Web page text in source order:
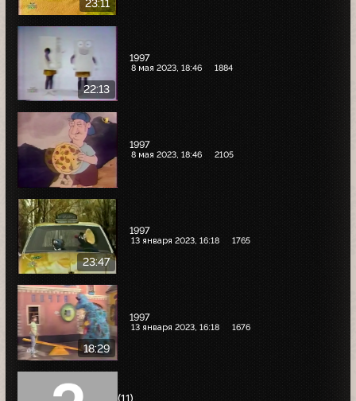
23:11
22:13
1997
8 мая 2023, 18:46 1884
1997
8 мая 2023, 18:46 2105
23:47
1997
13 января 2023, 16:18 1765
18:29
1997
13 января 2023, 16:18 1676